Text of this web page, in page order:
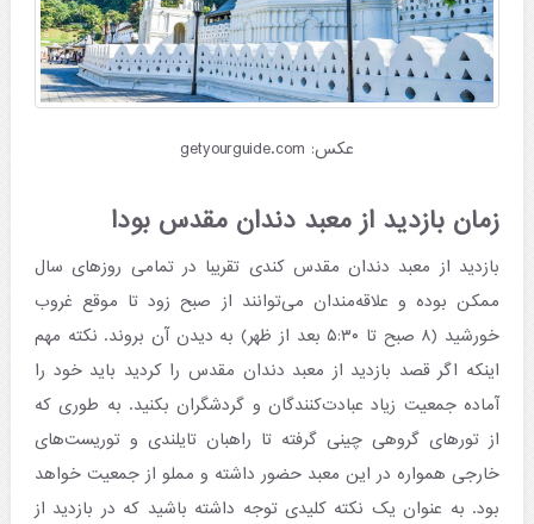
عکس: getyourguide.com
زمان بازدید از معبد دندان مقدس بودا
بازدید از معبد دندان مقدس کندی تقریبا در تمامی روزهای سال
ممکن بوده و علاقه‌مندان می‌توانند از صبح زود تا موقع غروب
خورشید (۸ صبح تا ۵:۳۰ بعد از ظهر) به دیدن آن بروند. نکته مهم
اینکه اگر قصد بازدید از معبد دندان مقدس را کردید باید خود را
آماده جمعیت زیاد عبادت‌کنندگان و گردشگران بکنید. به طوری که
از تورهای گروهی چینی گرفته تا راهبان تایلندی و توریست‌های
خارجی همواره در این معبد حضور داشته و مملو از جمعیت خواهد
بود. به عنوان یک نکته کلیدی توجه داشته باشید که در بازدید از